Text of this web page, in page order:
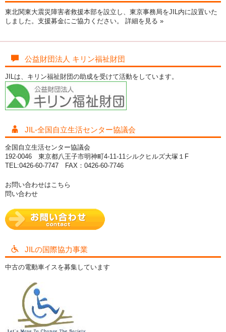
東北関東大震災障害者救援本部を設立し、東京事務局をJIL内に設置いた
しました。支援募金にご協力ください。 詳細を見る »
公益財団法人 キリン福祉財団
JILは、キリン福祉財団の助成を受けて活動をしています。
JIL-全国自立生活センター協議会
全国自立生活センター協議会
192-0046 東京都八王子市明神町4-11-11シルクヒルズ大塚１F
TEL:0426-60-7747 FAX：0426-60-7746
お問い合わせはこちら
問い合わせ
JILの国際協力事業
中古の電動車イスを募集しています